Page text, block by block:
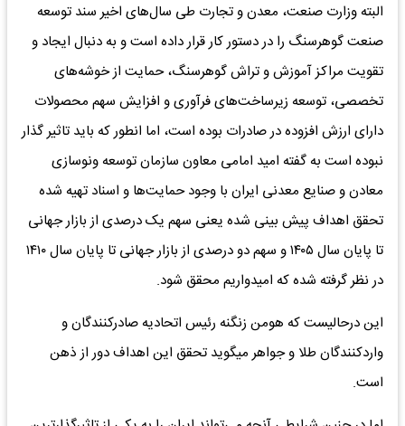
البته وزارت صنعت، معدن و تجارت طی سال‌های اخیر سند توسعه
صنعت گوهرسنگ را در دستور کار قرار داده است و به دنبال ایجاد و
تقویت مراکز آموزش و تراش گوهرسنگ، حمایت از خوشه‌های
تخصصی، توسعه زیرساخت‌های فرآوری و افزایش سهم محصولات
دارای ارزش افزوده در صادرات بوده است، اما انطور که باید تاثیر گذار
نبوده است به گفته امید امامی معاون سازمان توسعه ونوسازی
معادن و صنایع معدنی ایران با وجود حمایت‌ها و اسناد تهیه شده
تحقق اهداف پیش بینی شده یعنی سهم یک درصدی از بازار جهانی
تا پایان سال ۱۴۰۵ و سهم دو درصدی از بازار جهانی تا پایان سال ۱۴۱۰
در نظر گرفته شده که امیدواریم محقق شود.
این درحالیست که هومن زنگنه رئیس اتحادیه صادرکنندگان و
واردکنندگان طلا و جواهر میگوید تحقق این اهداف دور از ذهن
است.